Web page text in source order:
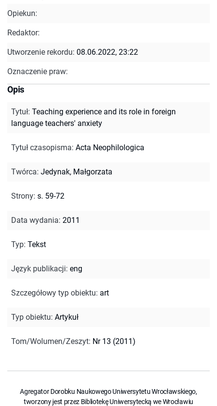
Opiekun:
Redaktor:
Utworzenie rekordu: 08.06.2022, 23:22
Oznaczenie praw:
Opis
Tytuł: Teaching experience and its role in foreign
language teachers' anxiety
Tytuł czasopisma: Acta Neophilologica
Twórca: Jedynak, Małgorzata
Strony: s. 59-72
Data wydania: 2011
Typ: Tekst
Język publikacji: eng
Szczegółowy typ obiektu: art
Typ obiektu: Artykuł
Tom/Wolumen/Zeszyt: Nr 13 (2011)
Agregator Dorobku Naukowego Uniwersytetu Wrocławskiego,
tworzony jest przez Bibliotekę Uniwersytecką we Wrocławiu